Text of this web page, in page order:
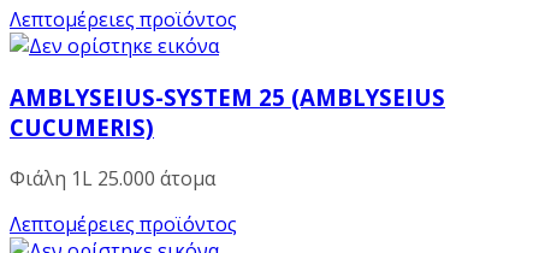
Λεπτομέρειες προϊόντος
AMBLYSEIUS-SYSTEM 25 (AMBLYSEIUS
CUCUMERIS)
Φιάλη 1L 25.000 άτομα
Λεπτομέρειες προϊόντος